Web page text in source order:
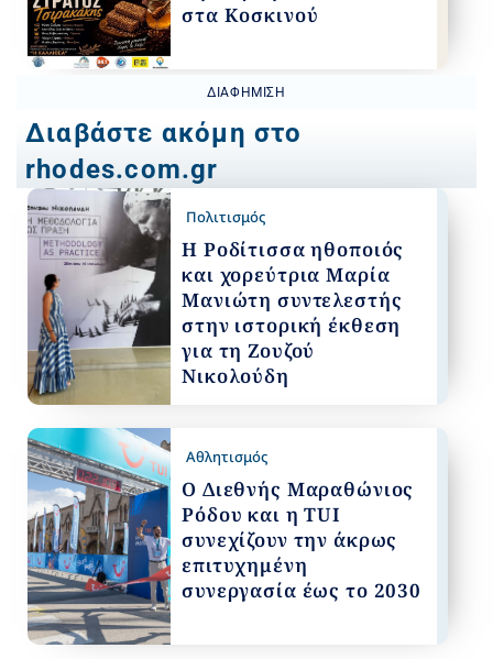
στα Κοσκινού
ΔΙΑΦΉΜΙΣΗ
Διαβάστε ακόμη στο
rhodes.com.gr
Πολιτισμός
Η Ροδίτισσα ηθοποιός
και χορεύτρια Μαρία
Μανιώτη συντελεστής
στην ιστορική έκθεση
για τη Ζουζού
Νικολούδη
Αθλητισμός
Ο Διεθνής Μαραθώνιος
Ρόδου και η TUI
συνεχίζουν την άκρως
επιτυχημένη
συνεργασία έως το 2030